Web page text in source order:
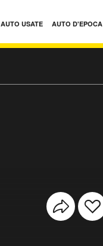
AUTO USATE AUTO D'EPOCA